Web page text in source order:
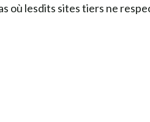
où lesdits sites tiers ne